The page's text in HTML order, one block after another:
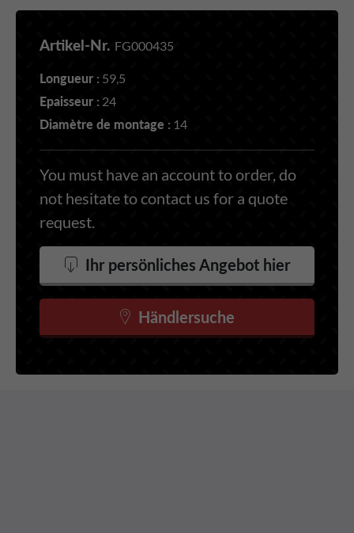
Artikel-Nr. FG000435
Longueur : 59,5
Epaisseur : 24
Diamètre de montage : 14
You must have an account to order, do
not hesitate to contact us for a quote
request.
Ihr persönliches Angebot hier
Händlersuche